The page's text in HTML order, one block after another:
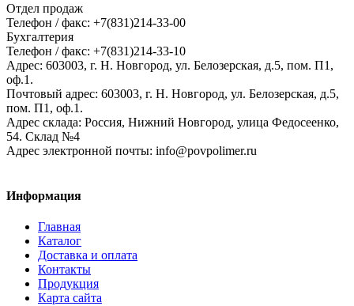
Отдел продаж
Телефон / факс: +7(831)214-33-00
Бухгалтерия
Телефон / факс: +7(831)214-33-10
Адрес: 603003, г. Н. Новгород, ул. Белозерская, д.5, пом. П1,
оф.1.
Почтовый адрес: 603003, г. Н. Новгород, ул. Белозерская, д.5,
пом. П1, оф.1.
Адрес склада: Россия, Нижний Новгород, улица Федосеенко,
54. Склад №4
Адрес электронной почты: info@povpolimer.ru
Информация
Главная
Каталог
Доставка и оплата
Контакты
Продукция
Карта сайта